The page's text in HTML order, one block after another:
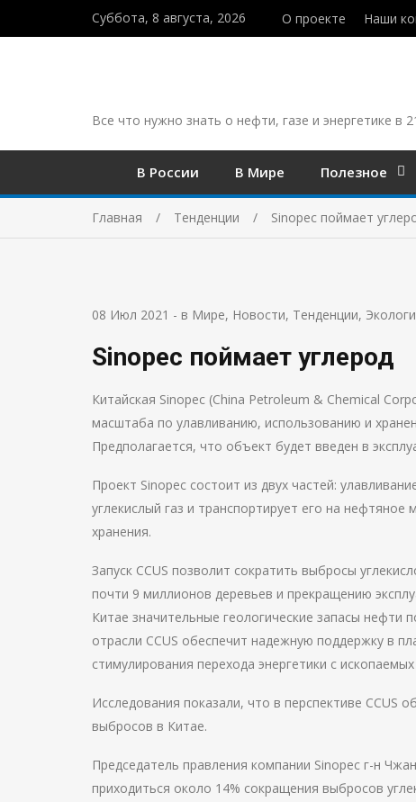
Суббота, 8 августа, 2026 О проекте Наши
Все что нужно знать о нефти, газе и энергетике в
В России В Мире Полезное
Главная Тенденции Sinopec поймает
08 Июл 2021 - в Мире, Новости, Тенденции,
Sinopec поймает углерод
Китайская Sinopec (China Petroleum & Chemical
масштаба по улавливанию, использованию и
Предполагается, что объект будет введен в
Проект Sinopec состоит из двух частей:
углекислый газ и транспортирует его на
хранения.
Запуск CCUS позволит сократить выбросы
почти 9 миллионов деревьев и прекращению
Китае значительные геологические запасы нефти
отрасли CCUS обеспечит надежную поддержку в
стимулирования перехода энергетики с
Исследования показали, что в перспективе CCUS
выбросов в Китае.
Председатель правления компании Sinopec г-н​
приходиться около 14% сокращения выбросов